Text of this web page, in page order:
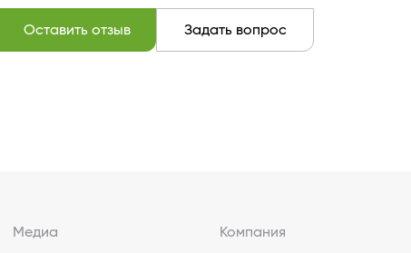
Оставить отзыв Задать вопрос
Медиа Компания